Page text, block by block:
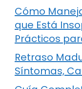
Cómo
que Está
Prácticos
Retraso
Síntomas,